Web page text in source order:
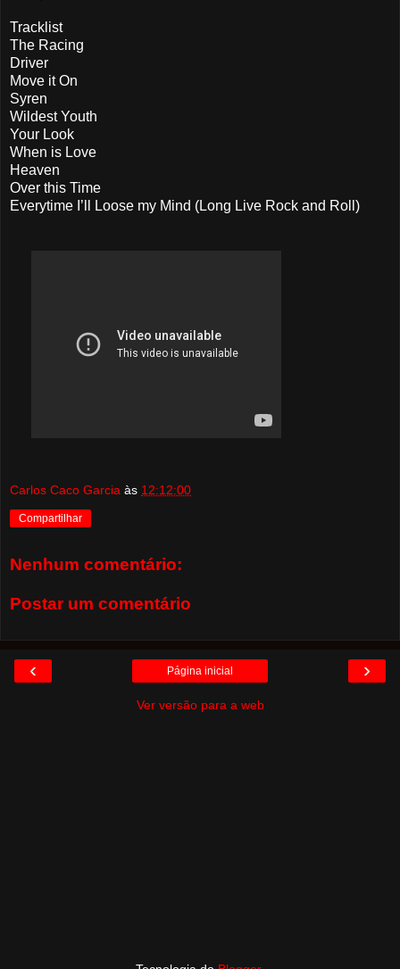
Tracklist
The Racing
Driver
Move it On
Syren
Wildest Youth
Your Look
When is Love
Heaven
Over this Time
Everytime I’ll Loose my Mind (Long Live Rock and Roll)
Carlos Caco Garcia às 12:12:00
Compartilhar
Nenhum comentário:
Postar um comentário
‹ ›
Página inicial
Ver versão para a web